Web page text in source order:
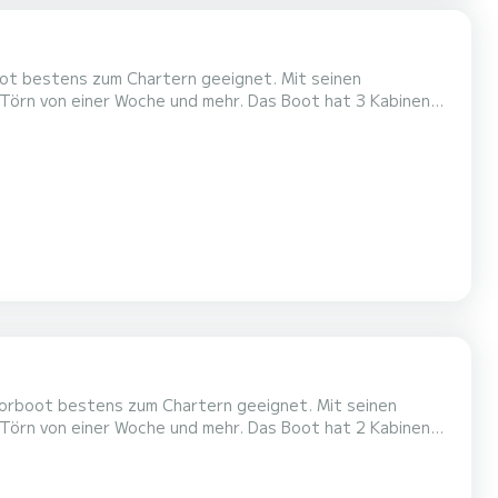
bestens zum Chartern geeignet. Mit seinen
und mehr. Das Boot hat 3 Kabinen
von 11 Metern wird es Ihr perfekter Begleiter sein,
bestens zum Chartern geeignet. Mit seinen
und mehr. Das Boot hat 2 Kabinen
von 9 Metern wird es Ihr perfekter Begleiter sein, um